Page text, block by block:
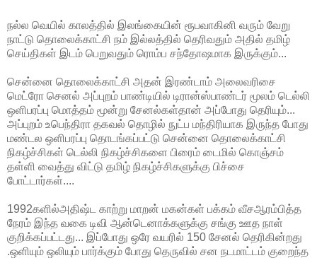
நல்ல வெயில் காலத்தில் இலங்கையின் ரூபவாகினி வரும் வேறு
நாட்டு தொலைக்காட்சி நம் இல்லத்தில் தெரிவதும் அதில் தமிழ்
செய்திகள் இடம் பெறுவதும் ரொம்ப சந்தோஷமாக இருக்கும்...
சென்னை தொலைக்காட்சி அதன் இரண்டாம் அலைவரிசை
மெட்ரோ செனல் அப்புறம் பாண்டியில் டிரான்ஸ்பாண்டர் மூலம் டெல்லி
ஒளிபரப்பு மொத்தம் மூன்று சேனல்கள்தான் அப்போது தெரியும்...
அப்புறம் உபெந்திரா தகவல் தொழில் நுட்ப மந்திரியாக இருந்த போது
மண்டல ஒளிபரப்பு தொடங்கப்பட்டு சென்னை தொலைக்காட்சி
நிகழ்ச்சிகள் டெல்லி நிகழ்ச்சிகளை பிரைம் டைமில் கொஞ்சம்
தள்ளி வைத்து விட்டு தமிழ் நிகழ்ச்சிகளுக்கு பிச்சை
போட்டார்கள்....
1992களில்அதிஷ்ட காற்று மாறன் மகன்கள் பக்கம் வீசஆரம்பித்த
நேரம் இந்த வகை டிவி ஆன்டெனாக்களுக்கு சங்கு ஊத நாள்
குறிக்கப்பட்டது... இப்போது ஒரே வயரில் 150 சேனல் தெரிகின்றது
.ஒளியும் ஒலியும் பார்க்கும் போது தெருவில் சன நடமாட்டம் குறைந்த